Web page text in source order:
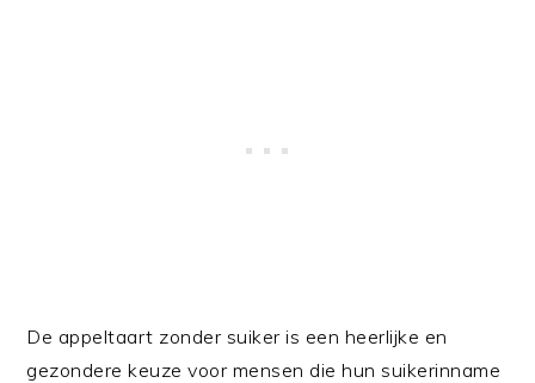
De appeltaart zonder suiker is een heerlijke en
gezondere keuze voor mensen die hun suikerinname